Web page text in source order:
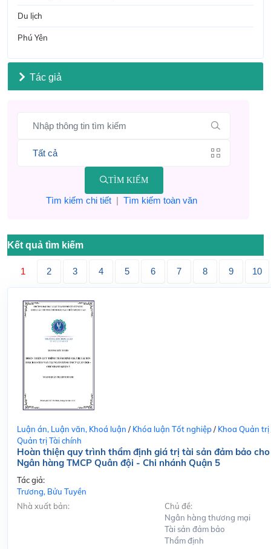
Du lịch
Phú Yên
Tác giả
TÌM KIẾM
Tìm kiếm chi tiết| Tìm kiếm toàn văn
Kết quả tìm kiếm
1 2 3 4 5 6 7 8 9 10
Luận án, Luận văn, Khoá luận / Khóa luận Tốt nghiệp/ Khoa Quản trị
Quản trị Tài chính
Hoàn thiện quy trình thẩm định giá trị tài sản đảm bảo
Ngân hàng TMCP Quân đội - Chi nhánh Quận 5
Tác giả:
Trương, Bửu Tuyền
Nhà xuất bản:
Chủ đề:
Ngân hàng thương mại
Tài sản đảm bảo
Thẩm định